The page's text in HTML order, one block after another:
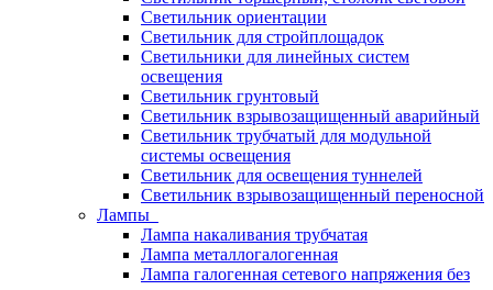
Светильник ориентации
Светильник для стройплощадок
Светильники для линейных систем
освещения
Светильник грунтовый
Светильник взрывозащищенный аварийный
Светильник трубчатый для модульной
системы освещения
Светильник для освещения туннелей
Светильник взрывозащищенный переносной
Лампы
Лампа накаливания трубчатая
Лампа металлогалогенная
Лампа галогенная сетевого напряжения без